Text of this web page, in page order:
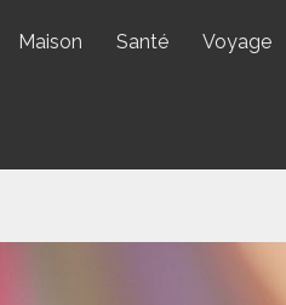
Maison Santé Voyage